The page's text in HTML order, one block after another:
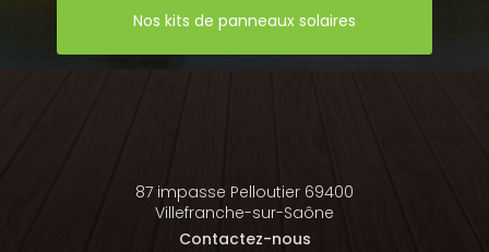
Nos kits de panneaux solaires
87 impasse Pelloutier 69400
Villefranche-sur-Saône
Contactez-nous